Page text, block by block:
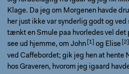
Klage. Da jeg om Morgenen havde
her just ikke var synderlig godt og
tænkt en Smule paa hvorledes vel det
see ud hjemme, om John og Elise
ved Caffebordet; gik jeg hen at hente
hos Graveren, hvorom jeg igaard